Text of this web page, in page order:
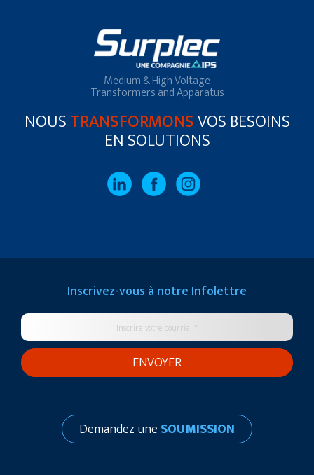
Medium & High Voltage
Transformers and Apparatus
NOUSTRANSFORMONSVOS BESOINS
EN SOLUTIONS
Inscrivez-vous à notre Infolettre
Demandez une SOUMISSION